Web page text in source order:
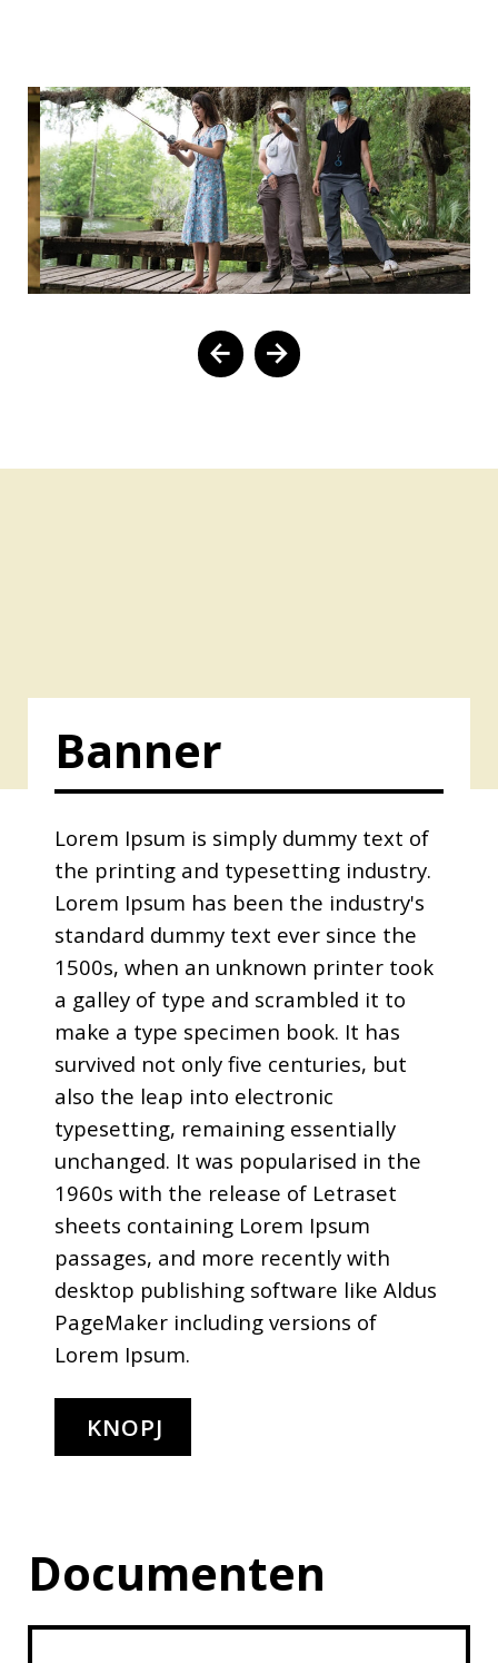
Banner
Lorem Ipsum is simply dummy text of
the printing and typesetting industry.
Lorem Ipsum has been the industry's
standard dummy text ever since the
1500s, when an unknown printer took
a galley of type and scrambled it to
make a type specimen book. It has
survived not only five centuries, but
also the leap into electronic
typesetting, remaining essentially
unchanged. It was popularised in the
1960s with the release of Letraset
sheets containing Lorem Ipsum
passages, and more recently with
desktop publishing software like Aldus
PageMaker including versions of
Lorem Ipsum.
KNOPJ
Documenten